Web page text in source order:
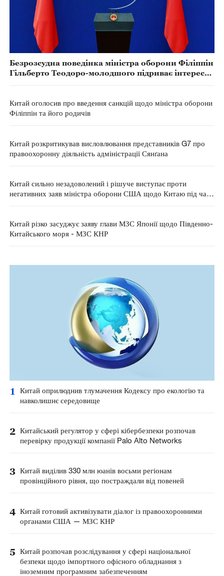
Безрозсудна поведінка міністра оборони Філіппін
Гільберто Теодоро-молодшого підриває інтереси
Китай оголосив про введення санкцій щодо міністра оборони
Філіппін та його родичів
Китай розкритикував висловлювання представників G7 про
правоохоронну діяльність адміністрації Сянґана
Китай сильно незадоволений і рішуче виступає проти
негативних заяв міністра оборони США щодо Китаю під час
Китай різко засуджує заяву глави МЗС Японії щодо Південно-
Китайського моря - МЗС КНР
1
Китай оприлюднив тлумачення Кодексу про екологію та
навколишнє середовище
2 Китайський регулятор у сфері кібербезпеки розпочав
перевірку продукції компанії Palo Alto Networks
3 Китай виділив 330 млн юанів восьми регіонам
провінційного рівня, що постраждали від повеней
4 Китай готовий активізувати діалог із правоохоронними
органами США — МЗС КНР
5 Китай розпочав розслідування у сфері національної
безпеки щодо імпортного офісного обладнання з
іноземним програмним забезпеченням